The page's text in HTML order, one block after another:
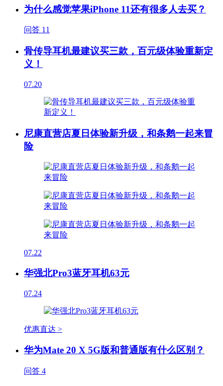
为什么感觉苹果iPhone 11还有很多人去买？
问答 11
骨传导耳机最建议买三款，百元级体验重新定
义！
07.20
尼康直营店夏日体验新升级，和条鹅一起来冒
险
07.22
华强北Pro3蓝牙耳机63元
07.24
优惠直达 >
华为Mate 20 X 5G版和普通版有什么区别？
问答 4